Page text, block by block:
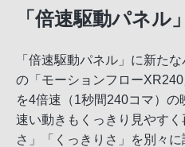
「倍速駆動パネル」
「倍速駆動パネル」に新た
の「モーションフロー
を4倍速（1秒間240コマ）の
速い動きもくっきり見やす
さ」「くっきりさ」を別々に